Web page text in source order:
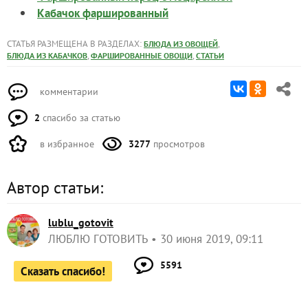
Кабачок фаршированный
СТАТЬЯ РАЗМЕЩЕНА В РАЗДЕЛАХ: БЛЮДА ИЗ ОВОЩЕЙ,
БЛЮДА ИЗ КАБАЧКОВ, ФАРШИРОВАННЫЕ ОВОЩИ, СТАТЬИ
комментарии
2 спасибо за статью
в избранное 3277 просмотров
Автор статьи:
lublu_gotovit
ЛЮБЛЮ ГОТОВИТЬ 30 июня 2019, 09:11
Сказать спасибо! 5591